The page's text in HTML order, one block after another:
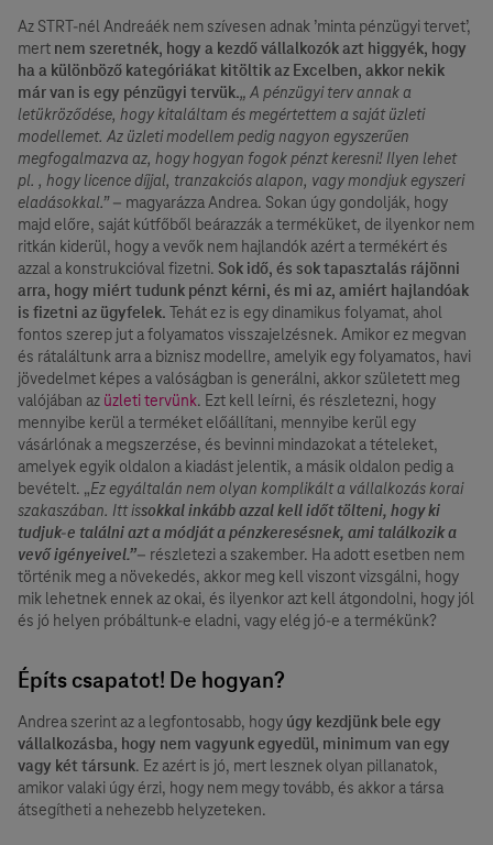
Az STRT-nél Andreáék nem szívesen adnak ’minta pénzügyi tervet’,
mert nem szeretnék, hogy a kezdő vállalkozók azt higgyék, hogy
ha a különböző kategóriákat kitöltik az Excelben, akkor nekik
már van is egy pénzügyi tervük.„ A pénzügyi terv annak a
letükröződése, hogy kitaláltam és megértettem a saját üzleti
modellemet. Az üzleti modellem pedig nagyon egyszerűen
megfogalmazva az, hogy hogyan fogok pénzt keresni! Ilyen lehet
pl. , hogy licence díjjal, tranzakciós alapon, vagy mondjuk egyszeri
eladásokkal.”– magyarázza Andrea. Sokan úgy gondolják, hogy
majd előre, saját kútfőből beárazzák a terméküket, de ilyenkor nem
ritkán kiderül, hogy a vevők nem hajlandók azért a termékért és
azzal a konstrukcióval fizetni. Sok idő, és sok tapasztalás rájönni
arra, hogy miért tudunk pénzt kérni, és mi az, amiért hajlandóak
is fizetni az ügyfelek. Tehát ez is egy dinamikus folyamat, ahol
fontos szerep jut a folyamatos visszajelzésnek. Amikor ez megvan
és rátaláltunk arra a biznisz modellre, amelyik egy folyamatos, havi
jövedelmet képes a valóságban is generálni, akkor született meg
valójában az üzleti tervünk. Ezt kell leírni, és részletezni, hogy
mennyibe kerül a terméket előállítani, mennyibe kerül egy
vásárlónak a megszerzése, és bevinni mindazokat a tételeket,
amelyek egyik oldalon a kiadást jelentik, a másik oldalon pedig a
bevételt. „Ez egyáltalán nem olyan komplikált a vállalkozás korai
szakaszában. Itt issokkal inkább azzal kell időt tölteni, hogy ki
tudjuk-e találni azt a módját a pénzkeresésnek, ami találkozik a
vevő igényeivel.”– részletezi a szakember. Ha adott esetben nem
történik meg a növekedés, akkor meg kell viszont vizsgálni, hogy
mik lehetnek ennek az okai, és ilyenkor azt kell átgondolni, hogy jól
és jó helyen próbáltunk-e eladni, vagy elég jó-e a termékünk?
Építs csapatot! De hogyan?
Andrea szerint az a legfontosabb, hogy úgy kezdjünk bele egy
vállalkozásba, hogy nem vagyunk egyedül, minimum van egy
vagy két társunk. Ez azért is jó, mert lesznek olyan pillanatok,
amikor valaki úgy érzi, hogy nem megy tovább, és akkor a társa
átsegítheti a nehezebb helyzeteken.